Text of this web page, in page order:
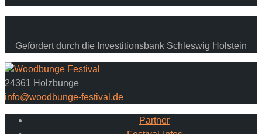
Gefördert durch die Investitionsbank Schleswig Holstein
24361 Holzbunge
info@woodbunge-festival.de
Partner